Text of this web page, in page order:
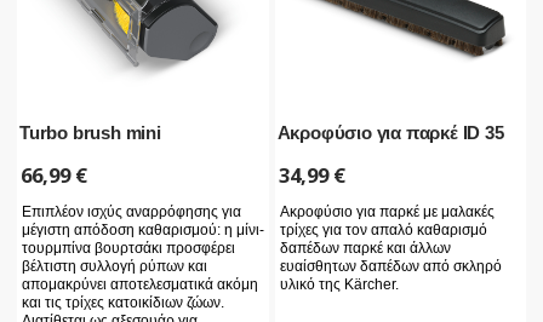
Turbo brush mini
66,99€
Επιπλέον ισχύς αναρρόφησης για
μέγιστη απόδοση καθαρισμού: η μίνι-
τουρμπίνα βουρτσάκι προσφέρει
βέλτιστη συλλογή ρύπων και
απομακρύνει αποτελεσματικά ακόμη
και τις τρίχες κατοικίδιων ζώων.
Ακροφύσιο για παρκέ ID 35
34,99€
Ακροφύσιο για παρκέ με μαλακές
τρίχες για τον απαλό καθαρισμό
δαπέδων παρκέ και άλλων
ευαίσθητων δαπέδων από σκληρό
υλικό της Kärcher.